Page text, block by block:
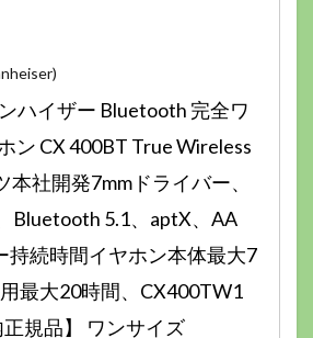
ハイザー Bluetooth 完全ワ
ン CX 400BT True Wireless
本社開発7mmドライバー、
Bluetooth 5.1、aptX、AA
持続時間イヤホン本体最大7
最大20時間​、CX400TW1
規品】 ワンサイズ